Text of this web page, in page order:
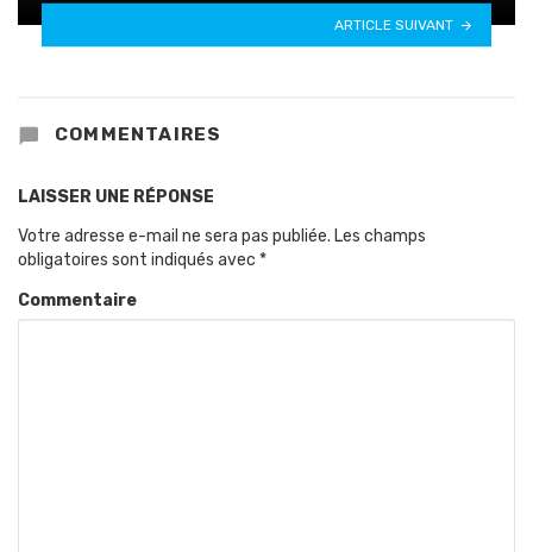
ARTICLE SUIVANT
COMMENTAIRES
LAISSER UNE RÉPONSE
Votre adresse e-mail ne sera pas publiée. Les champs
obligatoires sont indiqués avec *
Commentaire